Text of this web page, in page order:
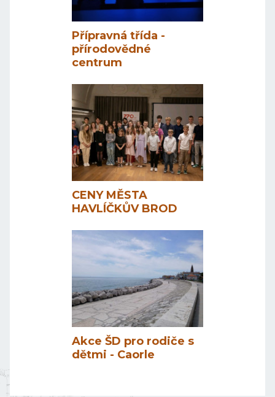
Přípravná třída -
přírodovědné
centrum
CENY MĚSTA
HAVLÍČKŮV BROD
Akce ŠD pro rodiče s
dětmi - Caorle